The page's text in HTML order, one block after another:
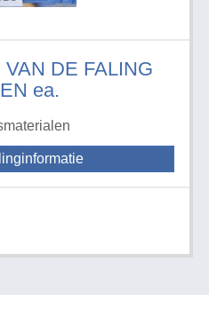
DE FALING
ea.